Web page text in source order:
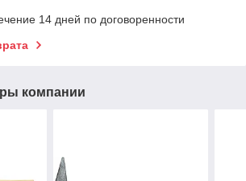
14 дней по договоренности
компании